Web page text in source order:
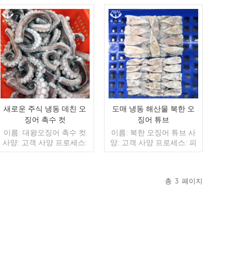
1kg / 가방, 10kg / 짠 가방
(맞춤형) 판매 모델: 도매/
수출 min. 주문: 20피트 컨
테이너 / 40피트 컨테이너
지불: 보자마자 TT / С확인
된 취소 불가능한 LC 배송:
입금 확인 후 20일 이내 원
산지: 중국 브랜드: 푸 왕 행
더 읽기
판매 모델: 도매/수출 지불:
보자마자 TT / С확인된 취
소 불가능한 LC 배송: 입금
확인 후 20일 이내
더 읽기
새로운 주식 냉동 데친 오
징어 촉수 컷
이름: 대왕오징어 촉수 컷
사양: 고객 사양 프로세스:
컷, 희게 글레이징: IQF
도매 냉동 해산물 북한 오
징어 튜브
이름: 북한 오징어 튜브 사
양: 고객 사양 프로세스: 피
부에 유약: BQF 40%(맞춤
델: 도매/수출 min. 주문:
총 3 페이지